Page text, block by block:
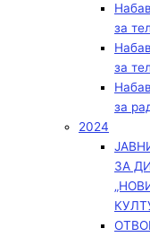
за
за
за
2024
ЗА